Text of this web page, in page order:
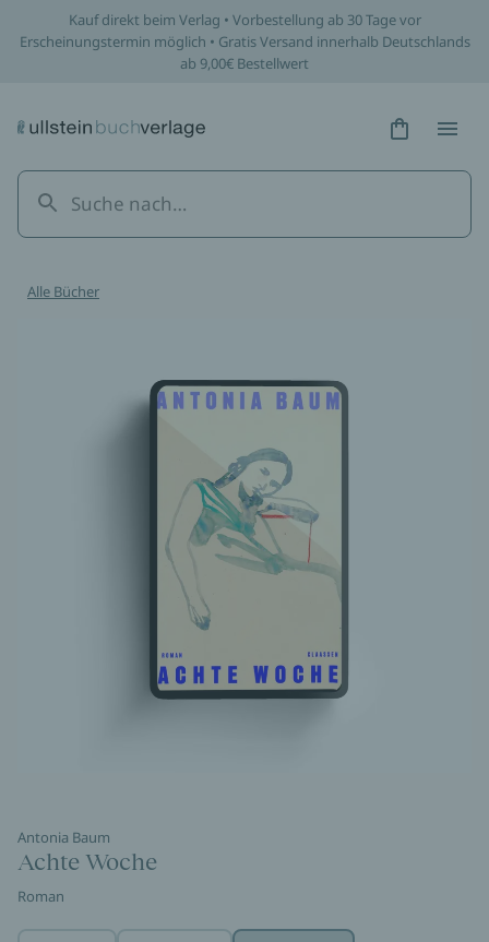
Kauf direkt beim Verlag • Vorbestellung ab 30 Tage vor
Erscheinungstermin möglich • Gratis Versand innerhalb Deutschlands
ab 9,00€ Bestellwert
Hidden
Alle Bücher
Antonia Baum
Achte Woche
Roman